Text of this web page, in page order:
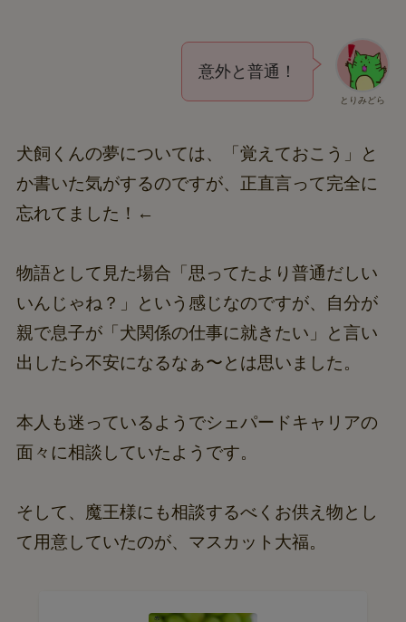
とりみどら
意外と普通！
犬飼くんの夢については、「覚えておこう」と
か書いた気がするのですが、正直言って完全に
忘れてました！←
物語として見た場合「思ってたより普通だしい
いんじゃね？」という感じなのですが、自分が
親で息子が「犬関係の仕事に就きたい」と言い
出したら不安になるなぁ〜とは思いました。
本人も迷っているようでシェパードキャリアの
面々に相談していたようです。
そして、魔王様にも相談するべくお供え物とし
て用意していたのが、マスカット大福。